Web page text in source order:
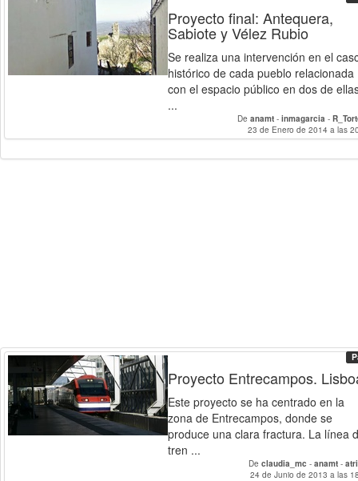
Proyecto final: Antequera,
Sabiote y Vélez Rubio
Se realiza una intervención en el
histórico de cada pueblo relacionada
con el espacio público en dos de
...
De anamt - inmagarcia -
23 de Enero de 2014 a las
Proyecto Entrecampos.
Este proyecto se ha centrado en la
zona de Entrecampos, donde se
produce una clara fractura. La línea
tren ...
De claudia_mc - anamt -
24 de Junio de 2013 a las